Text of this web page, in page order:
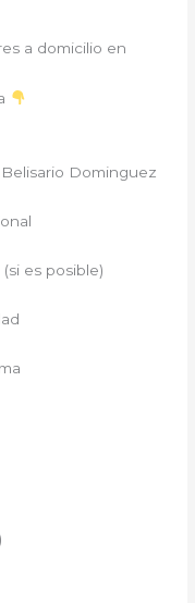
a domicilio en
Dominguez
es posible)